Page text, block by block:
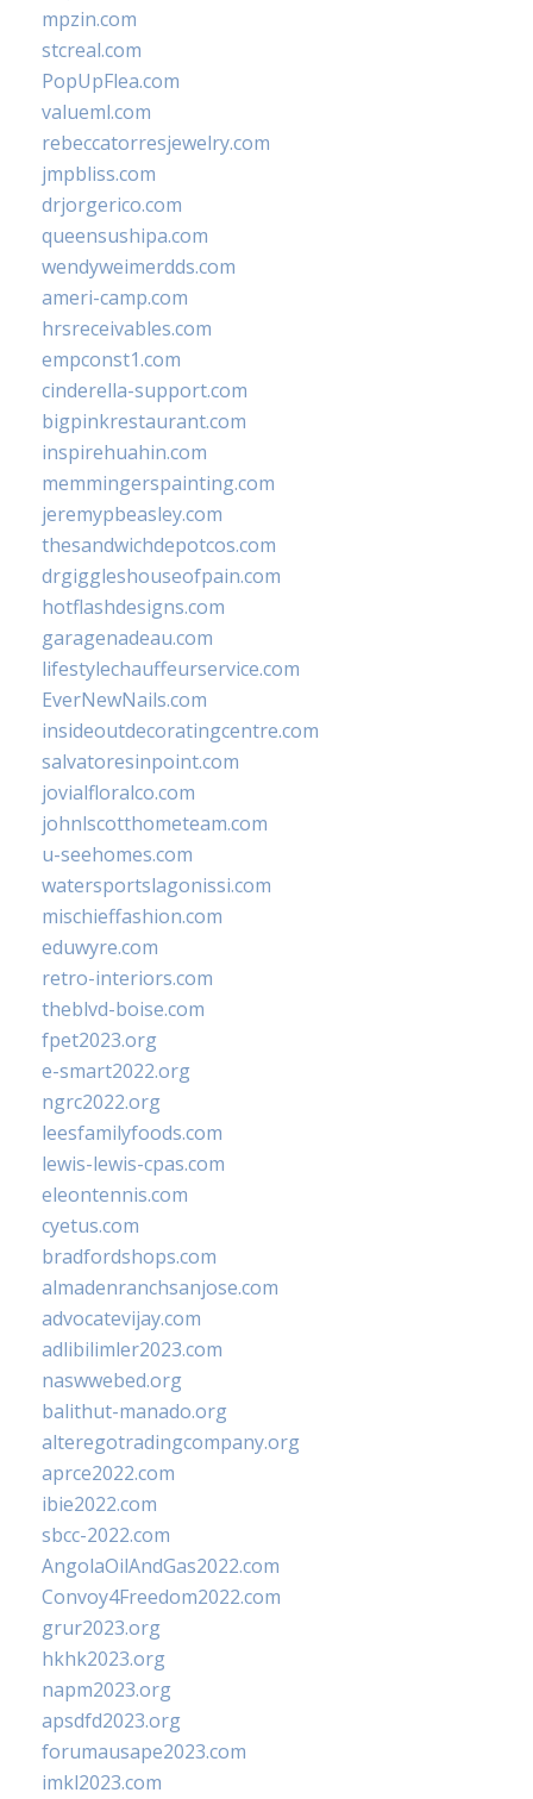
mpzin.com
stcreal.com
PopUpFlea.com
valueml.com
rebeccatorresjewelry.com
jmpbliss.com
drjorgerico.com
queensushipa.com
wendyweimerdds.com
ameri-camp.com
hrsreceivables.com
empconst1.com
cinderella-support.com
bigpinkrestaurant.com
inspirehuahin.com
memmingerspainting.com
jeremypbeasley.com
thesandwichdepotcos.com
drgiggleshouseofpain.com
hotflashdesigns.com
garagenadeau.com
lifestylechauffeurservice.com
EverNewNails.com
insideoutdecoratingcentre.com
salvatoresinpoint.com
jovialfloralco.com
johnlscotthometeam.com
u-seehomes.com
watersportslagonissi.com
mischieffashion.com
eduwyre.com
retro-interiors.com
theblvd-boise.com
fpet2023.org
e-smart2022.org
ngrc2022.org
leesfamilyfoods.com
lewis-lewis-cpas.com
eleontennis.com
cyetus.com
bradfordshops.com
almadenranchsanjose.com
advocatevijay.com
adlibilimler2023.com
naswwebed.org
balithut-manado.org
alteregotradingcompany.org
aprce2022.com
ibie2022.com
sbcc-2022.com
AngolaOilAndGas2022.com
Convoy4Freedom2022.com
grur2023.org
hkhk2023.org
napm2023.org
apsdfd2023.org
forumausape2023.com
imkl2023.com